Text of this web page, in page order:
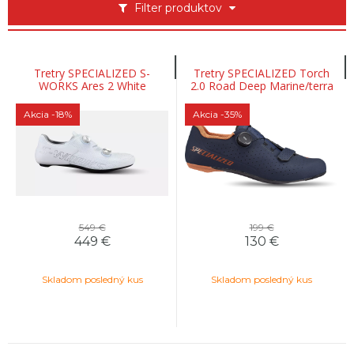
Filter produktov
Tretry SPECIALIZED S-
WORKS Ares 2 White
Akcia -18%
549 €
449 €
Skladom posledný kus
Tretry SPECIALIZED Torch
2.0 Road Deep Marine/terra
Cotta
Akcia -35%
199 €
130 €
Skladom posledný kus